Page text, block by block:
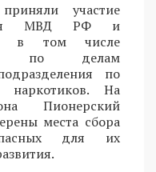
участие
МВД РФ и
в том числе
по делам
по
наркотиков. На
Пионерский
места сбора
для их